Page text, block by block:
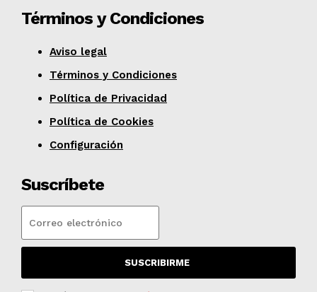
Términos y Condiciones
Aviso legal
Términos y Condiciones
Política de Privacidad
Política de Cookies
Configuración
Suscríbete
SUSCRIBIRME